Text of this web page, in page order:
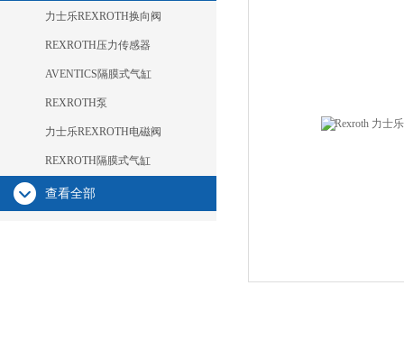
力士乐REXROTH换向阀
REXROTH压力传感器
AVENTICS隔膜式气缸
REXROTH泵
力士乐REXROTH电磁阀
REXROTH隔膜式气缸
查看全部